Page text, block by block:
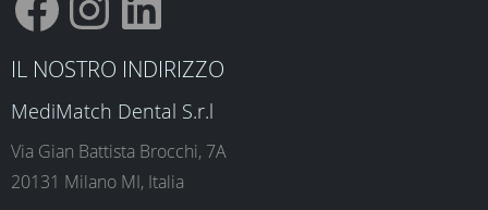
F
a
I
n
L
i
IL NOSTRO INDIRIZZO
MediMatch Dental S.r.l
Via Gian Battista Brocchi, 7A
20131 Milano MI, Italia